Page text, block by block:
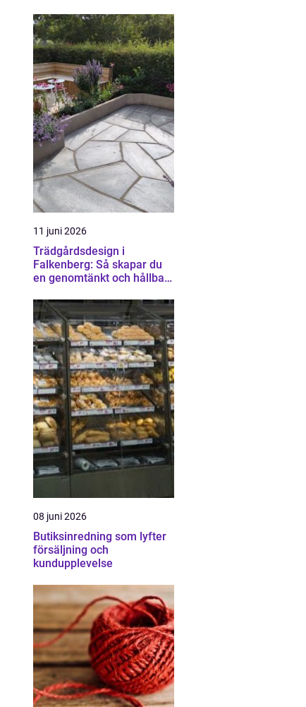
11 juni 2026
Trädgårdsdesign i
Falkenberg: Så skapar du
en genomtänkt och hållbar
08 juni 2026
Butiksinredning som lyfter
försäljning och
kundupplevelse